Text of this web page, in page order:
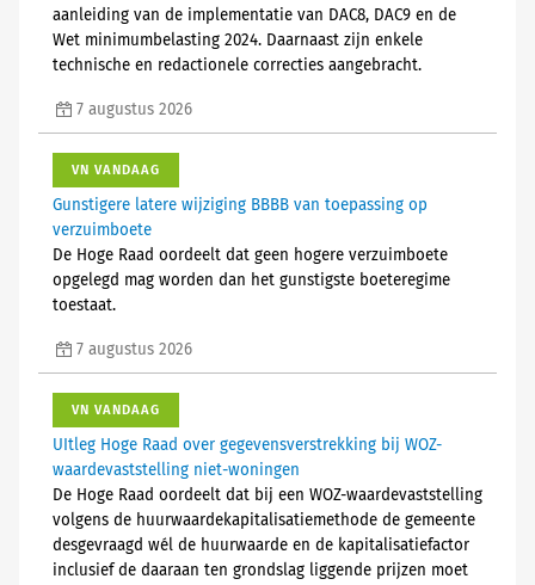
aanleiding van de implementatie van DAC8, DAC9 en de
Wet minimumbelasting 2024. Daarnaast zijn enkele
technische en redactionele correcties aangebracht.
7 augustus 2026
VN VANDAAG
Gunstigere latere wijziging BBBB van toepassing op
verzuimboete
De Hoge Raad oordeelt dat geen hogere verzuimboete
opgelegd mag worden dan het gunstigste boeteregime
toestaat.
7 augustus 2026
VN VANDAAG
UItleg Hoge Raad over gegevensverstrekking bij WOZ-
waardevaststelling niet-woningen
De Hoge Raad oordeelt dat bij een WOZ-waardevaststelling
volgens de huurwaardekapitalisatiemethode de gemeente
desgevraagd wél de huurwaarde en de kapitalisatiefactor
inclusief de daaraan ten grondslag liggende prijzen moet